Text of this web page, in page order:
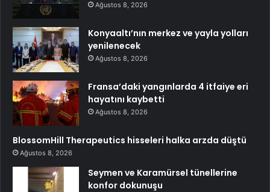
Ağustos 8, 2026
Konyaaltı’nın merkez ve yayla yolları
yenilenecek
Ağustos 8, 2026
Fransa’daki yangınlarda 4 itfaiye eri
hayatını kaybetti
Ağustos 8, 2026
BlossomHill Therapeutics hisseleri halka arzda düştü
Ağustos 8, 2026
Seymen ve Karamürsel tünellerine
konfor dokunuşu